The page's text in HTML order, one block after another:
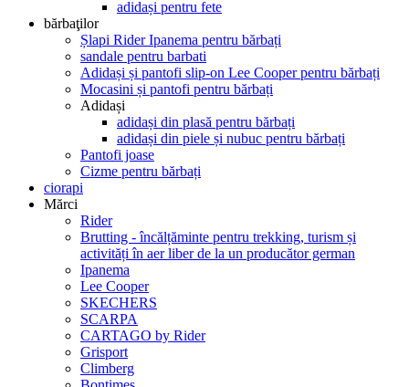
adidași pentru fete
bărbaţilor
Șlapi Rider Ipanema pentru bărbați
sandale pentru barbati
Adidași și pantofi slip-on Lee Cooper pentru bărbați
Mocasini și pantofi pentru bărbați
Adidași
adidași din plasă pentru bărbați
adidași din piele și nubuc pentru bărbați
Pantofi joase
Cizme pentru bărbați
ciorapi
Mărci
Rider
Brutting - încălțăminte pentru trekking, turism și
activități în aer liber de la un producător german
Ipanema
Lee Cooper
SKECHERS
SCARPA
CARTAGO by Rider
Grisport
Climberg